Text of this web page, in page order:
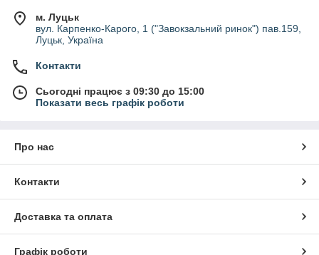
м. Луцьк
вул. Карпенко-Карого, 1 ("Завокзальний ринок") пав.159,
Луцьк, Україна
Контакти
Сьогодні працює з 09:30 до 15:00
Показати весь графік роботи
Про нас
Контакти
Доставка та оплата
Графік роботи